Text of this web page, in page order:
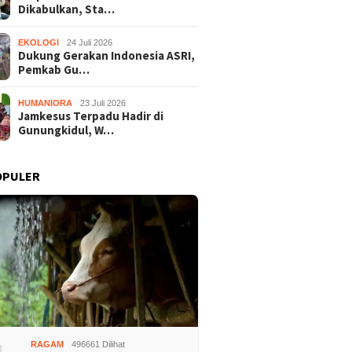
Dikabulkan, Sta…
EKOLOGI 24 Juli 2026
Dukung Gerakan Indonesia ASRI,
Pemkab Gu…
HUMANIORA 23 Juli 2026
Jamkesus Terpadu Hadir di
Gunungkidul, W…
RAGAM 496661 Dilihat